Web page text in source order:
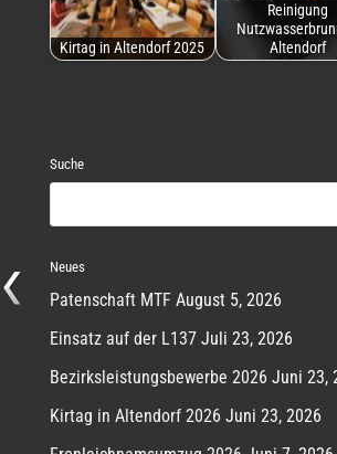
Kirtag in Altendorf 2025
Reinigung
Altendorf
Suche
Neues
Patenschaft MTF August 5, 2026
Einsatz auf der L137 Juli 23, 2026
Bezirksleistungsbewerbe 2026 Juni 23,
Kirtag in Altendorf 2026 Juni 23, 2026